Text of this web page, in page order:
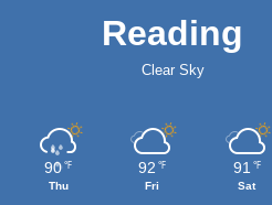
Reading
Clear Sky
90 ℉
Thu
92 ℉
Fri
91 ℉
Sat